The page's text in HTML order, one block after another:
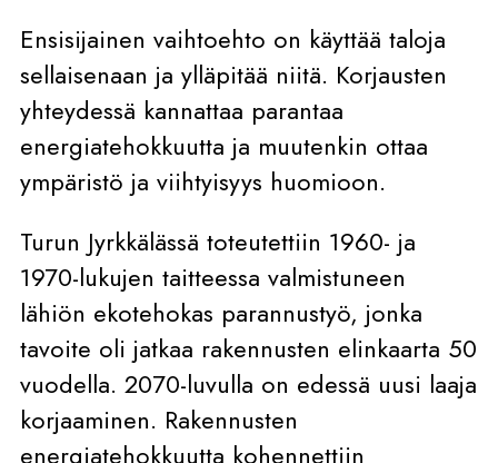
Ensisijainen vaihtoehto on käyttää taloja
sellaisenaan ja ylläpitää niitä. Korjausten
yhteydessä kannattaa parantaa
energiatehokkuutta ja muutenkin ottaa
ympäristö ja viihtyisyys huomioon.
Turun Jyrkkälässä toteutettiin 1960- ja
1970-lukujen taitteessa valmistuneen
lähiön ekotehokas parannustyö, jonka
tavoite oli jatkaa rakennusten elinkaarta 50
vuodella. 2070-luvulla on edessä uusi laaja
korjaaminen. Rakennusten
energiatehokkuutta kohennettiin